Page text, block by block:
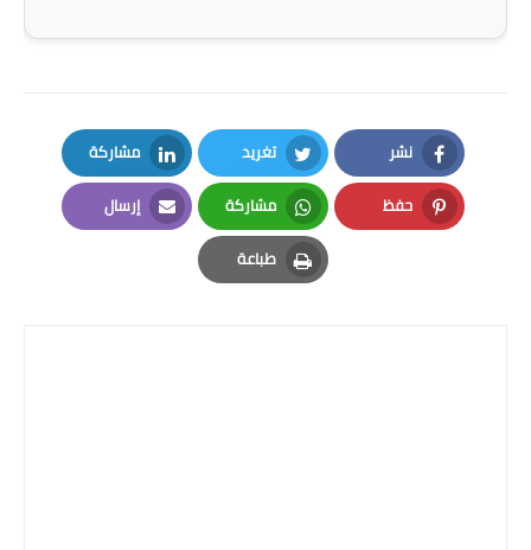
نشر
Facebook
تغريد
Twitter
مشاركة
LinkedIn
حفظ
Pinterest
مشاركة
Whatsapp
إرسال
Email
طباعة
Print